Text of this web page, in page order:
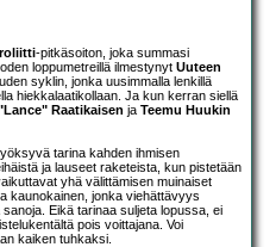
-pitkäsoiton, joka summasi
loppumetreillä ilmestynyt Uuteen
syklin, jonka uusimmalla lenkillä
hiekkalaatikollaan. Ja kun kerran siellä
Raatikaisen ja Teemu Huukin
tarina kahden ihmisen
ja lauseet raketeista, kun pistetään
yhä välittämisen muinaiset
kaunokainen, jonka viehättävyys
Eikä tarinaa suljeta lopussa, ei
pois voittajana. Voi
kaiken tuhkaksi.